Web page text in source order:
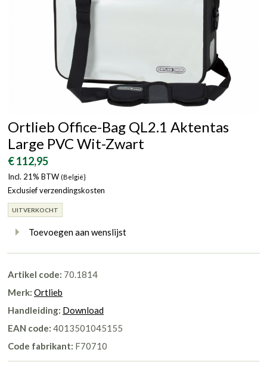
Ortlieb Office-Bag QL2.1 Aktentas
Large PVC Wit-Zwart
€ 112,95
Incl. 21% BTW (België}
Exclusief verzendingskosten
UITVERKOCHT
Toevoegen aan wenslijst
Artikel code: 70.1814
Merk: Ortlieb
Handleiding: Download
EAN code: 4013501045155
Code fabrikant: F70710